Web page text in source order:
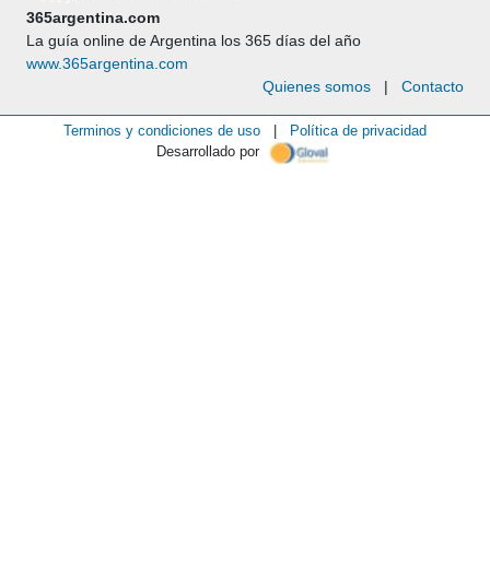
365argentina.com
La guía online de Argentina los 365 días del año
www.365argentina.com
Quienes somos | Contacto
Terminos y condiciones de uso
Política de privacidad
Desarrollado por